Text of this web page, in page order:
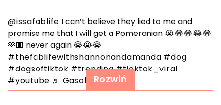
@issafablife I can’t believe they lied to me and
promise me that I will get a Pomeranian 😭😂😂😂😂
🫶🏾 never again 😭😭😭
#thefablifewithshannonandamanda #dog
#dogsoftiktok #trending#ticktok_viral
#youtube ♬ GasolinaRozwiń